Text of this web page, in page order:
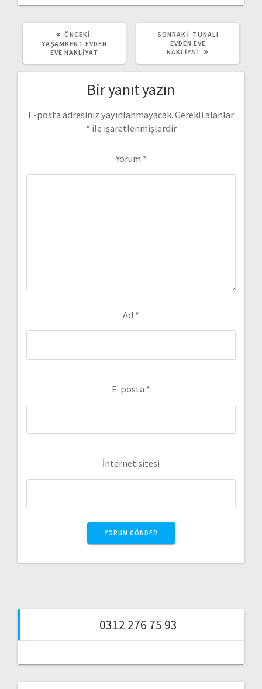
ÖNCEKI:
YAZI:
YAŞAMKENT EVDEN
EVE NAKLIYAT
SONRAKI: SONRAKI
YAZI:
TUNALI
EVDEN EVE
NAKLIYAT
Bir yanıt yazın
E-posta adresiniz yayınlanmayacak. Gerekli alanlar
* ile işaretlenmişlerdir
Yorum *
Ad *
E-posta *
İnternet sitesi
0312 276 75 93